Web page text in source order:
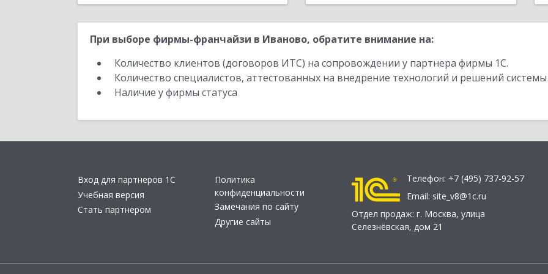
При выборе фирмы-франчайзи в Иваново, обратите внимание на:
Количество клиентов (договоров ИТС) на сопровождении у партнера фирмы 1С.
Количество специалистов, аттестованных на внедрение технологий и решений
Наличие у фирмы статуса
Вход для партнеров 1С
Учебная версия
Стать партнером
Политика
конфиденциальности
Замечания по сайту
Другие сайты
Телефон: +7 (495) 737-92-57
Email: site_v8@1c.ru
Отдел продаж: г. Москва, улица
Селезнёвская, дом 21